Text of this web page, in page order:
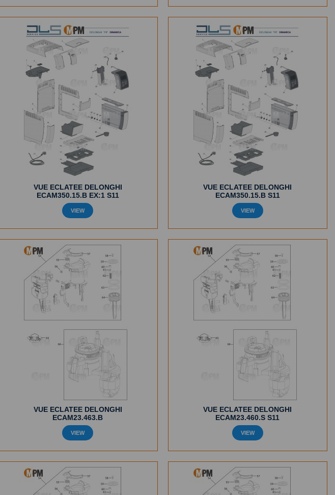
VUE ECLATEE DELONGHI
ECAM350.15.B EX:1 S11
VIEW
VUE ECLATEE DELONGHI
ECAM350.15.B S11
VIEW
VUE ECLATEE DELONGHI
ECAM23.463.B
VIEW
VUE ECLATEE DELONGHI
ECAM23.460.S S11
VIEW